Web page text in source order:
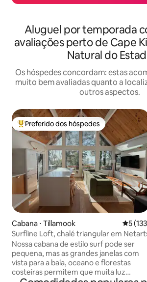
Aluguel por temporada
avaliações perto de Cape
Natural do
Os hóspedes concordam: estas
muito bem avaliadas quanto a
outros aspectos.
Entre os melhores preferidos dos
Preferido dos hóspedes
Cabana ⋅ Tillamook 5 de
5
Surfline Loft, chalé triangular em
Nossa cabana de estilo surf pode ser
pequena, mas as grandes janelas com
vista para a baía, oceano e florestas
costeiras permitem que muita luz